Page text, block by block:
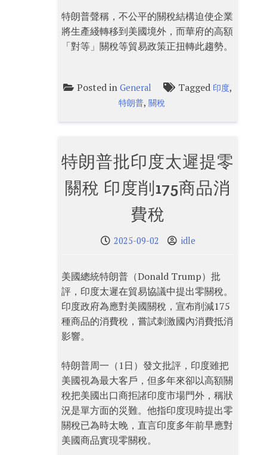
特朗普聲稱，不公平的關稅結構迫使企業
將生產綫轉移到美國境外，而華府的高額
「對等」關稅等貿易政策正扭轉此趨勢。
Posted inGeneral Tagged 印度,
特朗普,關稅
特朗普批印度太遲提零
關稅 印度削175商品消
費稅
2025-09-02 idle
美國總統特朗普（Donald Trump）批
評，印度太遲在貿易協議中提出零關稅。
印度政府為應對美國關稅，宣布削減175
種商品的消費稅，嘗試刺激國內消費抵消
影響。
特朗普周一（1日）發文批評，印度雖把
美國視為最大客戶，但多年來卻以高額關
稅把美國出口商拒諸印度市場門外，稱狀
況是單方面的災難。他指印度現時提出零
關稅已為時太晚，直言印度多年前早應對
美國商品實現零關稅。